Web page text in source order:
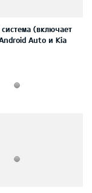
(включает
Auto и Kia